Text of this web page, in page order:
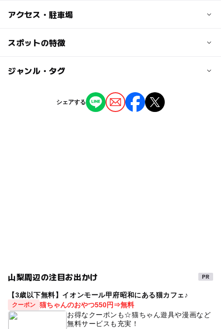
子供の料金
アクセス・駐車場
交通アクセス
スポットの特徴
駐車場あり ー
ー 託児所
ジャンル・タグ
レストラン・カフェ
雨でも遊べる 室内
シルバーウィーク2026 農村レストラン 春休み2027
シェアする
山梨周辺の注目お出かけ
【3歳以下無料】イオンモール甲府昭和にある猫カフェ♪
クーポン 猫ちゃんのおやつ550円⇒無料
お得なクーポンも☆猫ちゃん遊具や漫画など
無料サービスも充実！